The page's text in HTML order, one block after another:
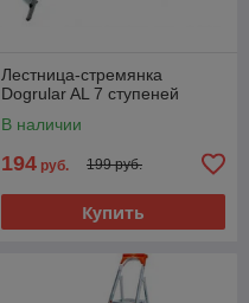
Лестница-стремянка
Dogrular AL 7 ступеней
В наличии
194 руб. 199 руб.
Купить